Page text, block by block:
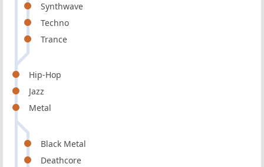
Synthwave
Techno
Trance
Hip-Hop
Jazz
Metal
Black Metal
Deathcore